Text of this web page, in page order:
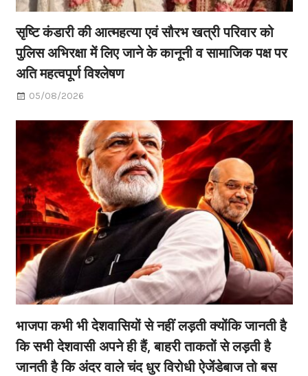
सृष्टि कंडारी की आत्महत्या एवं सौरभ खत्री परिवार को
पुलिस अभिरक्षा में लिए जाने के कानूनी व सामाजिक पक्ष पर
अति महत्वपूर्ण विश्लेषण
05/08/2026
भाजपा कभी भी देशवासियों से नहीं लड़ती क्योंकि जानती है
कि सभी देशवासी अपने ही हैं, बाहरी ताकतों से लड़ती है
जानती है कि अंदर वाले चंद धुर विरोधी ऐजेंडेबाज तो बस